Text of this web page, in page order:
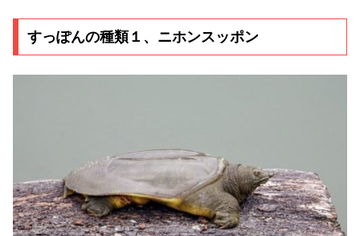
すっぽんの種類１、ニホンスッポン